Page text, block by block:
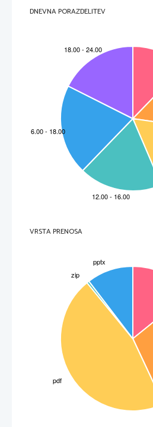
DNEVNA PORAZDELITEV
VRSTA PRENOSA